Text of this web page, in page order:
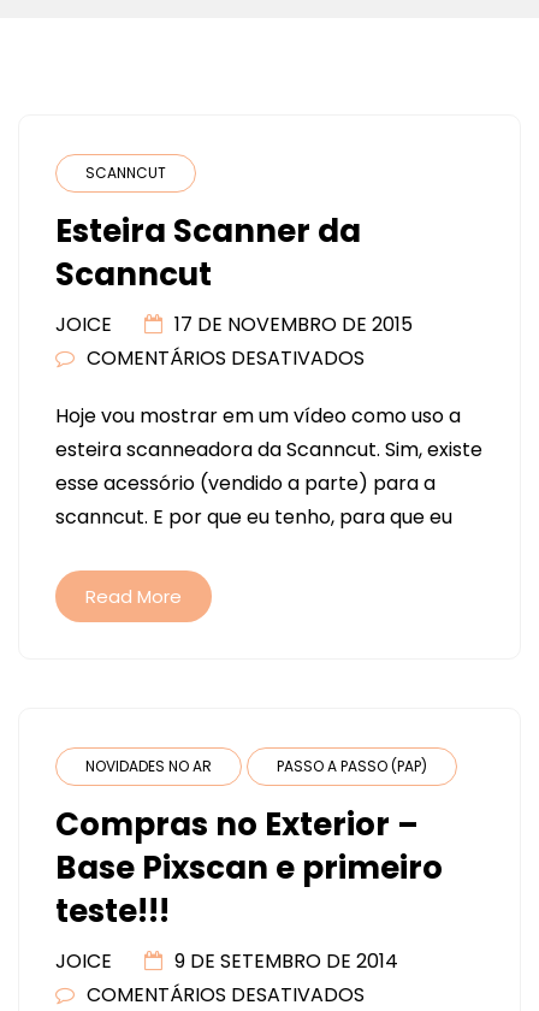
SCANNCUT
Esteira Scanner da
Scanncut
JOICE
17 DE NOVEMBRO DE 2015
COMENTÁRIOS DESATIVADOS
SCANNER
DA
SCANNCUT
Hoje vou mostrar em um vídeo como uso a
esteira scanneadora da Scanncut. Sim, existe
esse acessório (vendido a parte) para a
scanncut. E por que eu tenho, para que eu
Read More
NOVIDADES NO AR PASSO A PASSO (PAP)
Compras no Exterior –
Base Pixscan e primeiro
teste!!!
JOICE
9 DE SETEMBRO DE 2014
COMENTÁRIOS DESATIVADOS